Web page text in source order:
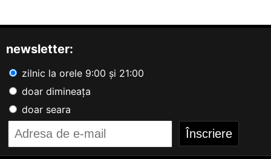
newsletter:
zilnic la orele 9:00 și 21:00
doar dimineața
doar seara